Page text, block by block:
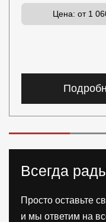
Цена: от 1
Всегда
Просто оставьте
и мы ответим на